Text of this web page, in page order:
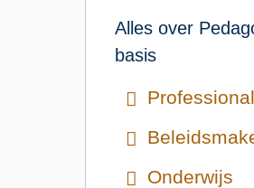
Alles over
basis
Onderwijs